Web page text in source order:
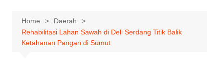
Home
Daerah
Rehabilitasi Lahan Sawah di Deli Serdang Titik Balik
Ketahanan Pangan di Sumut